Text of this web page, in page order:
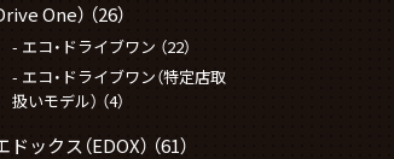
One） （26）
エコ・ドライブワン （22）
エコ・ドライブワン（特定店取
扱いモデル） （4）
ドックス（EDOX） （61）